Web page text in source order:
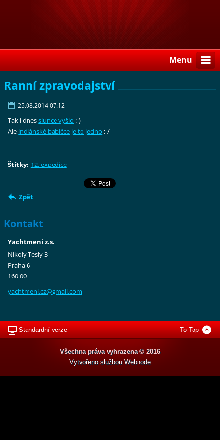
Menu
Ranní zpravodajství
25.08.2014 07:12
Tak i dnesslunce vyšlo :-)
Ale indiánské babičce je to jedno :-/
Štítky: 12. expedice
Zpět
Kontakt
Yachtmeni z.s.
Nikoly Tesly 3
Praha 6
160 00
yachtmeni.cz@gmail.com
Standardní verze To Top
Všechna práva vyhrazena © 2016
Vytvořeno službou Webnode